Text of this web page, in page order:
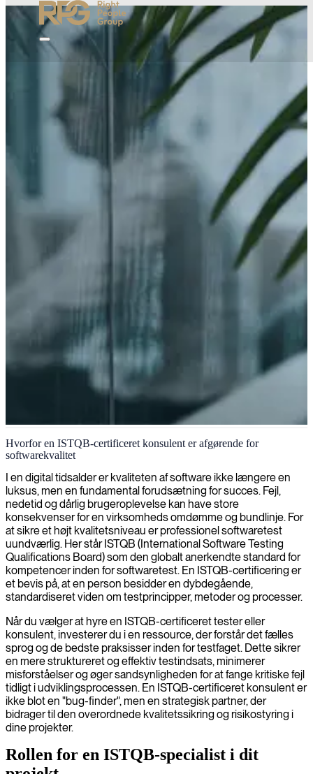
ISTQB softwaretest
Vi leverer ISTQB-certificerede testere, som anvender
branchestandardiserede metoder for at sikre, at dine
softwareprodukter leverer enestående kvalitet og pålidelighed.
Hvorfor en ISTQB-certificeret konsulent er afgørende for
softwarekvalitet
I en digital tidsalder er kvaliteten af software ikke længere en
luksus, men en fundamental forudsætning for succes. Fejl,
nedetid og dårlig brugeroplevelse kan have store
konsekvenser for en virksomheds omdømme og bundlinje. For
at sikre et højt kvalitetsniveau er professionel softwaretest
uundværlig. Her står ISTQB (International Software Testing
Qualifications Board) som den globalt anerkendte standard for
kompetencer inden for softwaretest. En ISTQB-certificering er
et bevis på, at en person besidder en dybdegående,
standardiseret viden om testprincipper, metoder og processer.
Når du vælger at hyre en ISTQB-certificeret tester eller
konsulent, investerer du i en ressource, der forstår det fælles
sprog og de bedste praksisser inden for testfaget. Dette sikrer
en mere struktureret og effektiv testindsats, minimerer
misforståelser og øger sandsynligheden for at fange kritiske fejl
tidligt i udviklingsprocessen. En ISTQB-certificeret konsulent er
ikke blot en "bug-finder", men en strategisk partner, der
bidrager til den overordnede kvalitetssikring og risikostyring i
dine projekter.
Rollen for en ISTQB-specialist i dit